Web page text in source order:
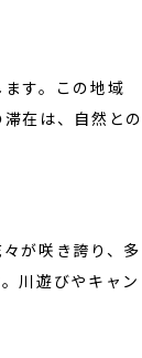
す。この地域
在は、自然との
が咲き誇り、多
川遊びやキャン